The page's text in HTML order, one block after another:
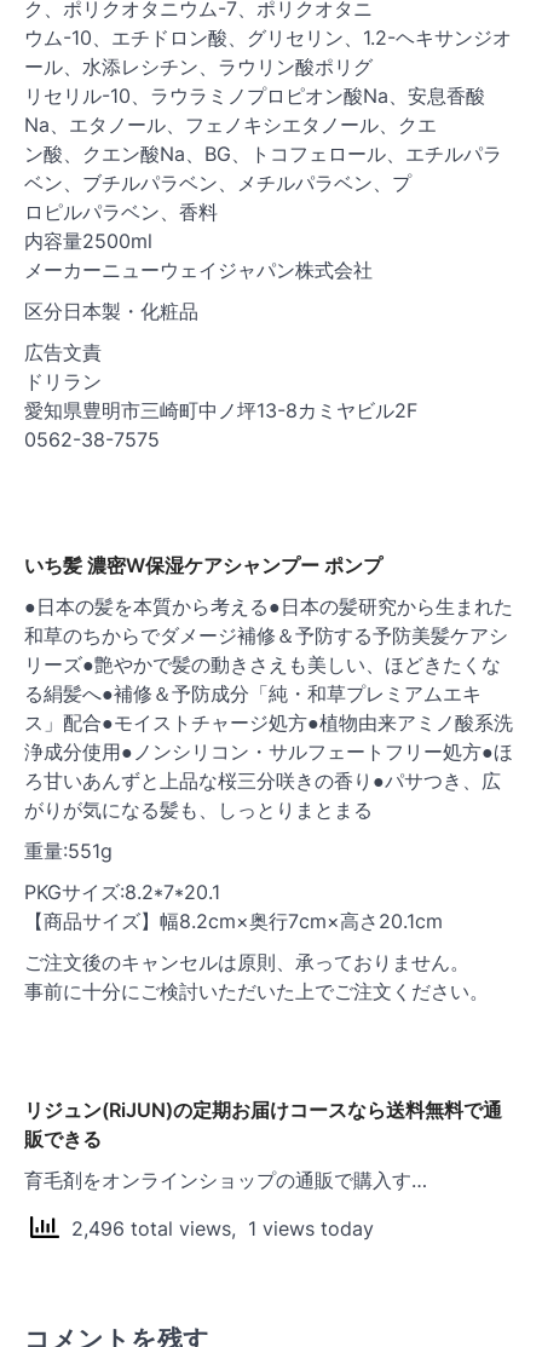
ク、ポリクオタニウム-7、ポリクオタニ
ウム-10、エチドロン酸、グリセリン、1.2-ヘキサンジオ
ール、水添レシチン、ラウリン酸ポリグ
リセリル-10、ラウラミノプロピオン酸Na、安息香酸
Na、エタノール、フェノキシエタノール、クエ
ン酸、クエン酸Na、BG、トコフェロール、エチルパラ
ベン、ブチルパラベン、メチルパラベン、プ
ロピルパラベン、香料
内容量2500ml
メーカーニューウェイジャパン株式会社
区分日本製・化粧品
広告文責
ドリラン
愛知県豊明市三崎町中ノ坪13-8カミヤビル2F
0562-38-7575
いち髪 濃密W保湿ケアシャンプー ポンプ
●日本の髪を本質から考える●日本の髪研究から生まれた
和草のちからでダメージ補修＆予防する予防美髪ケアシ
リーズ●艶やかで髪の動きさえも美しい、ほどきたくな
る絹髪へ●補修＆予防成分「純・和草プレミアムエキ
ス」配合●モイストチャージ処方●植物由来アミノ酸系洗
浄成分使用●ノンシリコン・サルフェートフリー処方●ほ
ろ甘いあんずと上品な桜三分咲きの香り●パサつき、広
がりが気になる髪も、しっとりまとまる
重量:551g
PKGサイズ:8.2*7*20.1
【商品サイズ】幅8.2cm×奥行7cm×高さ20.1cm
ご注文後のキャンセルは原則、承っておりません。
事前に十分にご検討いただいた上でご注文ください。
リジュン(RiJUN)の定期お届けコースなら送料無料で通
販できる
育毛剤をオンラインショップの通販で購入す…
2,496 total views, 1 views today
コメントを残す